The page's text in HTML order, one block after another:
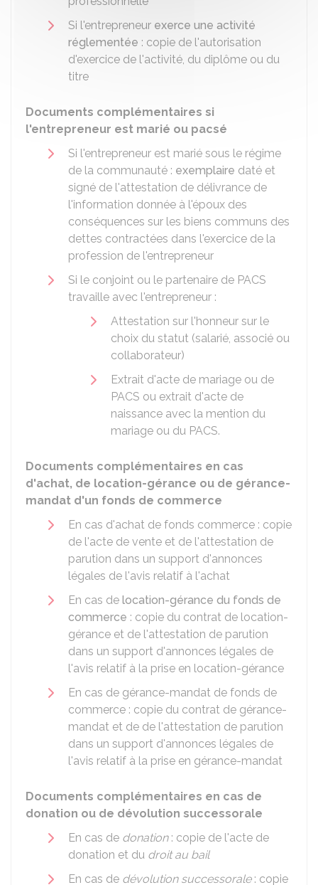
Si l'entrepreneur exerce une activité
réglementée : copie de l'autorisation
d'exercice de l'activité, du diplôme ou du
titre
Documents complémentaires si
l'entrepreneur est marié ou pacsé
Si l'entrepreneur est marié sous le régime
de la communauté : exemplaire daté et
signé de l'attestation de délivrance de
l'information donnée à l'époux des
conséquences sur les biens communs des
dettes contractées dans l'exercice de la
profession de l'entrepreneur
Si le conjoint ou le partenaire de PACS
travaille avec l'entrepreneur :
Attestation sur l'honneur sur le
choix du statut (salarié, associé ou
collaborateur)
Extrait d'acte de mariage ou de
PACS ou extrait d'acte de
naissance avec la mention du
mariage ou du PACS.
Documents complémentaires en cas
d'achat, de location-gérance ou de gérance-
mandat d'un fonds de commerce
En cas d'achat de fonds commerce : copie
de l'acte de vente et de l'attestation de
parution dans un support d'annonces
légales de l'avis relatif à l'achat
En cas de location-gérance du fonds de
commerce : copie du contrat de location-
gérance et de l'attestation de parution
dans un support d'annonces légales de
l'avis relatif à la prise en location-gérance
En cas de gérance-mandat de fonds de
commerce : copie du contrat de gérance-
mandat et de de l'attestation de parution
dans un support d'annonces légales de
l'avis relatif à la prise en gérance-mandat
Documents complémentaires en cas de
donation ou de dévolution successorale
En cas de donation: copie de l'acte de
donation et du droit au bail
En cas de dévolution successorale: copie